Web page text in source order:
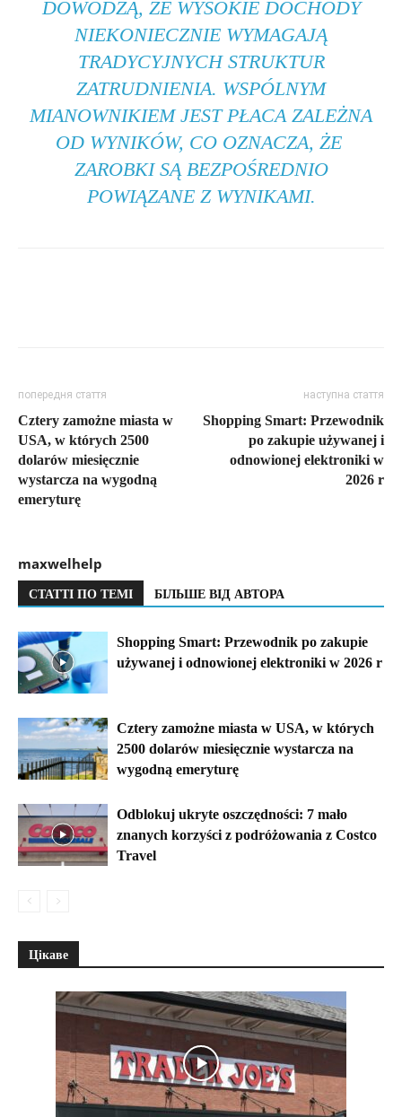
DOWODZĄ, ŻE WYSOKIE DOCHODY
NIEKONIECZNIE WYMAGAJĄ
TRADYCYJNYCH STRUKTUR
ZATRUDNIENIA. WSPÓLNYM
MIANOWNIKIEM JEST PŁACA ZALEŻNA
OD WYNIKÓW, CO OZNACZA, ŻE ​​
ZAROBKI SĄ BEZPOŚREDNIO
POWIĄZANE Z WYNIKAMI.
попередня стаття
Cztery zamożne miasta w
USA, w których 2500
dolarów miesięcznie
wystarcza na wygodną
emeryturę
наступна стаття
Shopping Smart: Przewodnik
po zakupie używanej i
odnowionej elektroniki w
2026 r
maxwelhelp
СТАТТІ ПО ТЕМІ БІЛЬШЕ ВІД АВТОРА
Shopping Smart: Przewodnik po zakupie
używanej i odnowionej elektroniki w 2026 r
Cztery zamożne miasta w USA, w których
2500 dolarów miesięcznie wystarcza na
wygodną emeryturę
Odblokuj ukryte oszczędności: 7 mało
znanych korzyści z podróżowania z Costco
Travel
Цікаве